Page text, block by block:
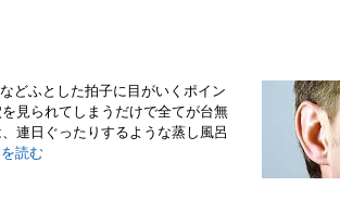
どふとした拍子に目がいくポイン
見られてしまうだけで全てが台無
連日ぐったりするような蒸し風呂
読む